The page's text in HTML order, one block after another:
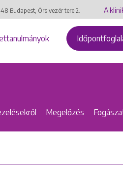
Budapest, Örs vezér tere 2. A
Megelőzés